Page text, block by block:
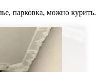
парковка, можно курить.